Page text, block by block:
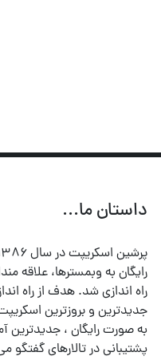
داستان ما...
رایگان به وبمسترها، علاقه
راه اندازی شد. هدف از راه
جدیدترین و بروزترین
به صورت رایگان ،
پشتیبانی در تالارهای گفتگو